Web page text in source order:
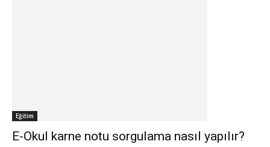
Eğitim
E-Okul karne notu sorgulama nasıl yapılır?